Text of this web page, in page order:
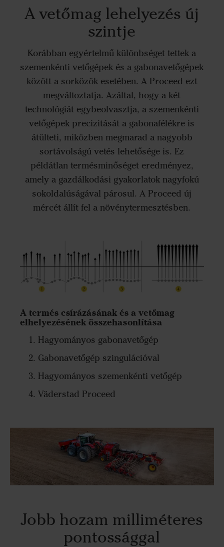
A vetőmag lehelyezés új
szintje
Korábban egyértelmű különbséget tettek a
szemenkénti vetőgépek és a gabonavetőgépek
között a sorközök esetében. A Proceed ezt
megváltoztatja. Azáltal, hogy a két
technológiát egybeolvasztja, a szemenkénti
vetőgépek precizitását a gabonafélékre is
átülteti, miközben megmarad a nagyobb
sortávolságú vetés lehetősége is. Ez
példátlan termésminőséget eredményez,
amely a gazdálkodási gyakorlatok nagyfokú
sokoldalúságával párosul. A Proceed új
mércét állít fel a növénytermesztésben.
A termés csírázásának és a vetőmag
elhelyezésének összehasonlítása
Hagyományos gabonavetőgép
Gabonavetőgép szingulációval
Hagyományos szemenkénti vetőgép
Väderstad Proceed
Jobb hozam milliméteres
pontossággal